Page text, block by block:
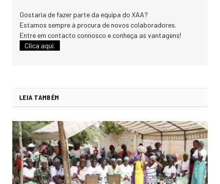
Gostaria de fazer parte da equipa do XAA?
Estamos sempre à procura de novos colaboradores.
Entre em contacto connosco e conheça as vantagens!
Clica aqui.
LEIA TAMBÉM